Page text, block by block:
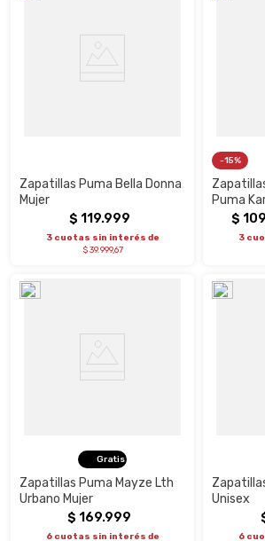
Zapatillas Puma Bella Donna
Mujer
$ 119.999
3 cuotas sin interés de
$ 39.999,67
15%
Puma
Mujer
$ 109
3
Gratis
Zapatillas Puma Mayze Lth
Urbano Mujer
$ 169.999
6 cuotas sin interés de
Unisex
6